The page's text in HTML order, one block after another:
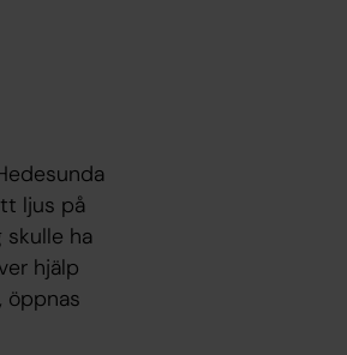
ljus på
skulle ha
hjälp
öppnas